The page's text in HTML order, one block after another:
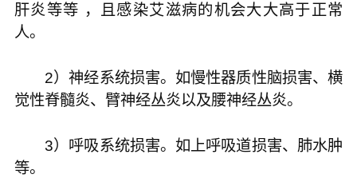
肝炎等等 ，且感染艾滋病的机会大大高于正常
人。
2）神经系统损害。如慢性器质性脑损害、横
觉性脊髓炎、臂神经丛炎以及腰神经丛炎。
3）呼吸系统损害。如上呼吸道损害、肺水肿
等。